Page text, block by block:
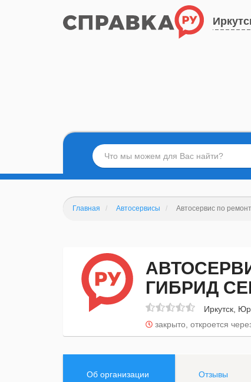
Главная Автосервисы Автосервис по
ГИБРИД
Иркутск,
закрыто, откроется
Об организации Отзывы